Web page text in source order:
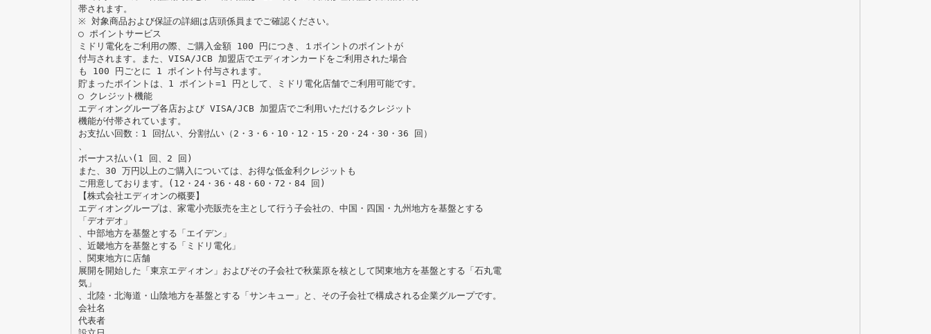
帯されます。
※ 対象商品および保証の詳細は店頭係員までご確認ください。
○ ポイントサービス
ミドリ電化をご利用の際、ご購入金額 100 円につき、１ポイントのポイントが
付与されます。また、VISA/JCB 加盟店でエディオンカードをご利用された場合
も 100 円ごとに 1 ポイント付与されます。
貯まったポイントは、1 ポイント=1 円として、ミドリ電化店舗でご利用可能です。
○ クレジット機能
エディオングループ各店および VISA/JCB 加盟店でご利用いただけるクレジット
機能が付帯されています。
お支払い回数：1 回払い、分割払い（2・3・6・10・12・15・20・24・30・36 回）
ボーナス払い(1 回、2 回)
また、30 万円以上のご購入については、お得な低金利クレジットも
ご用意しております。(12・24・36・48・60・72・84 回)
【株式会社エディオンの概要】
エディオングループは、家電小売販売を主として行う子会社の、中国・四国・九州地方を基盤とする
「デオデオ」
、中部地方を基盤とする「エイデン」
、近畿地方を基盤とする「ミドリ電化」
、関東地方に店舗
展開を開始した「東京エディオン」およびその子会社で秋葉原を核として関東地方を基盤とする「石丸電
気」
、北陸・北海道・山陰地方を基盤とする「サンキュー」と、その子会社で構成される企業グループです。
会社名
代表者